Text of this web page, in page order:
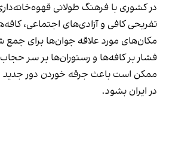
در کشوری با فرهنگ طولانی
تفریحی کافی و آزادی‌های اجتماعی،
مکان‌های مورد علاقه جوان‌ها برای جمع
فشار بر کافه‌ها و رستوران‌ها بر سر حجاب
ممکن است باعث جرقه خوردن دور
در ایران بشود.